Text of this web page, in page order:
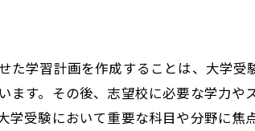
現論会で得られる受験ノウハ
田無校での実績と信頼
た学習計画を作成することは、大学
ます。その後、志望校に必要な学力
学受験において重要な科目や分野に